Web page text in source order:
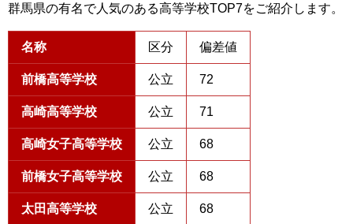
群馬県の有名で人気のある高等学校TOP7をご紹介します。
名称 区分 偏差値
前橋高等学校 公立 72
高崎高等学校 公立 71
高崎女子高等学校 公立 68
前橋女子高等学校 公立 68
太田高等学校 公立 68